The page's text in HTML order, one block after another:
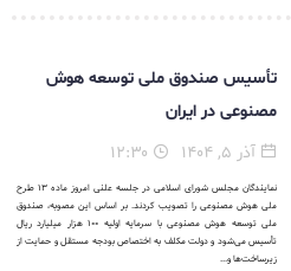
تأسیس صندوق ملی توسعه هوش
مصنوعی در ایران
آذر ۵, ۱۴۰۴
نمایندگان مجلس شورای اسلامی در جلسه علنی امروز ماده ۱۳ طرح
ملی هوش مصنوعی را تصویب کردند. بر اساس این مصوبه، صندوق
ملی توسعه هوش مصنوعی با سرمایه اولیه ۱۰۰ هزار میلیارد ریال
تأسیس می‌شود و دولت مکلف به اختصاص بودجه مستقل و حمایت از
زیرساخت‌ها و...